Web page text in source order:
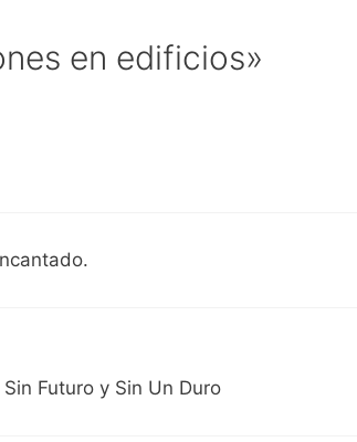
en edificios»
Futuro y Sin Un Duro